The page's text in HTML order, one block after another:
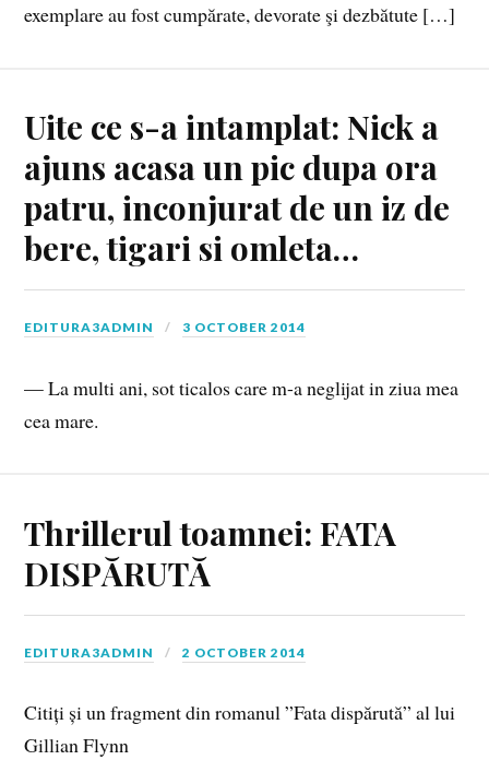
exemplare au fost cumpărate, devorate şi dezbătute […]
Uite ce s-a intamplat: Nick a
ajuns acasa un pic dupa ora
patru, inconjurat de un iz de
bere, tigari si omleta…
EDITURA3ADMIN 3 OCTOBER 2014
— La multi ani, sot ticalos care m-a neglijat in ziua mea
cea mare.
Thrillerul toamnei: FATA
DISPĂRUTĂ
EDITURA3ADMIN 2 OCTOBER 2014
Citiți și un fragment din romanul ”Fata dispărută” al lui
Gillian Flynn